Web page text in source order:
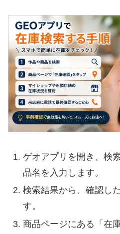
ゲオアプリを開き、検
品名を入力します。
検索結果から、確認し
す。
商品ページにある「在